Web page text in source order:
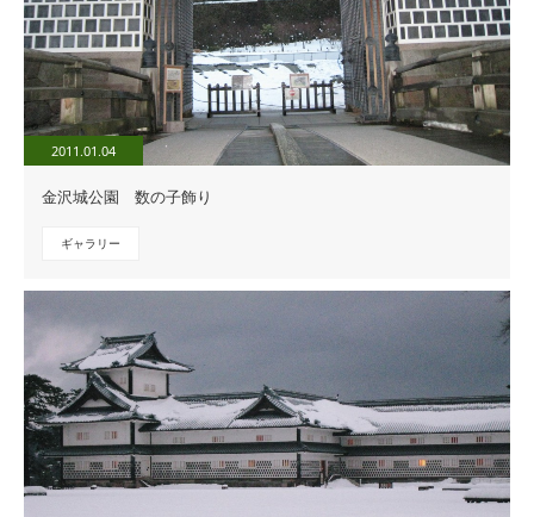
2011.01.04
金沢城公園 数の子飾り
ギャラリー